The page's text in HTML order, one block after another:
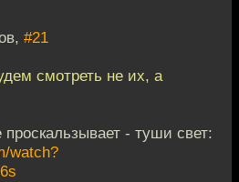
#21
смотреть не их, а
- туши свет:
watch?